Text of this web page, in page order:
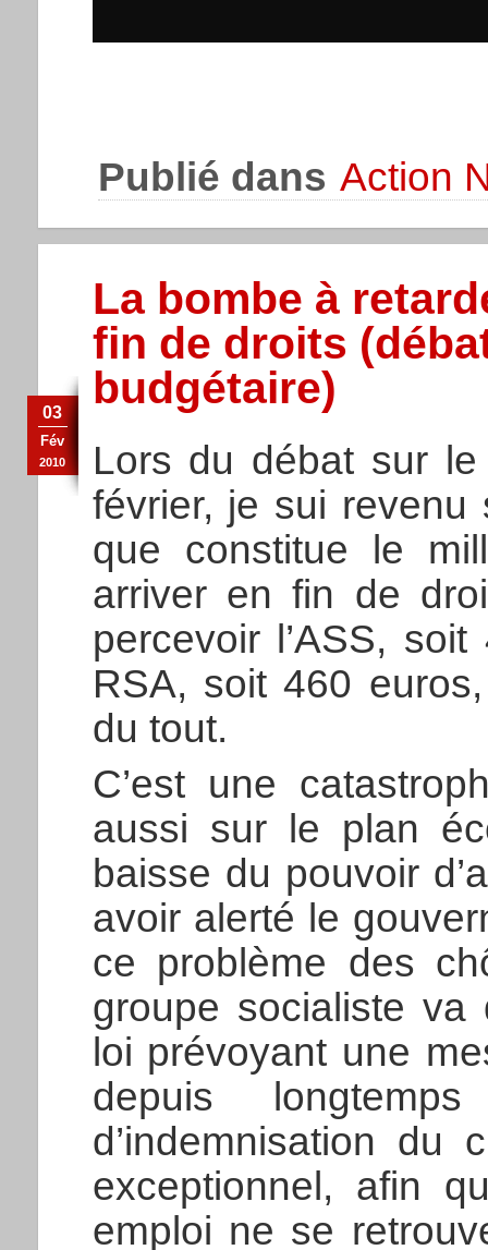
Publié dans Action
La bombe à
fin de droits
budgétaire)
03
Fév
2010
Lors du débat sur
février, je sui revenu
que constitue le
arriver en fin de
percevoir l’ASS,
RSA, soit 460
du tout.
C’est une
aussi sur le plan
baisse du pouvoir
avoir alerté le
ce problème des
groupe socialiste va
loi prévoyant une
depuis
d’indemnisation du
exceptionnel, afin
emploi ne se